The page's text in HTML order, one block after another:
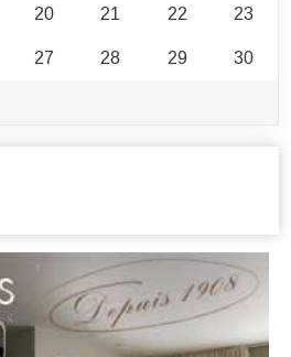
20 21 22
23
27 28 29
30